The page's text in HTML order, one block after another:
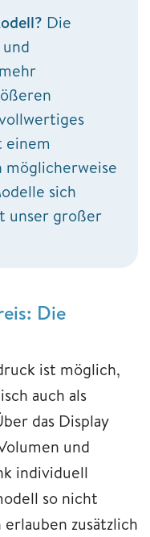
Die
einem
möglicherweise
sich
unser großer
Die
ist möglich,
auch als
das Display
und
individuell
so nicht
zusätzlich